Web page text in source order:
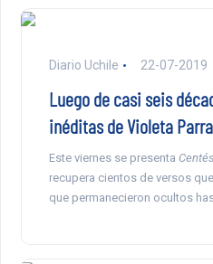
Diario Uchile 22-07-2019
Luego de casi seis
inéditas de Violeta Parra
Este viernes se presenta
recupera cientos de versos
que permanecieron ocultos